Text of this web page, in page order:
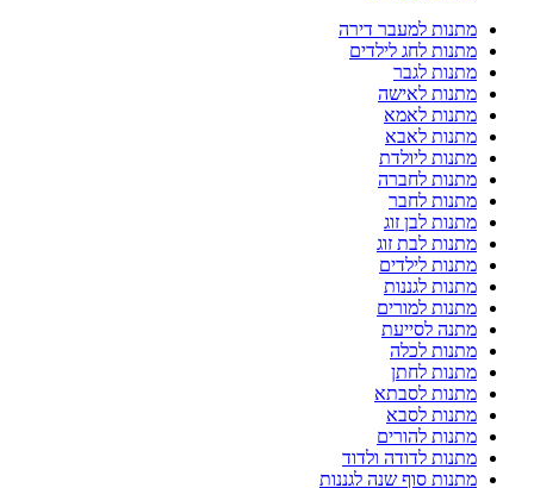
מתנות למעבר דירה
מתנות לחג לילדים
מתנות לגבר
מתנות לאישה
מתנות לאמא
מתנות לאבא
מתנות ליולדת
מתנות לחברה
מתנות לחבר
מתנות לבן זוג
מתנות לבת זוג
מתנות לילדים
מתנות לגננות
מתנות למורים
מתנה לסייעת
מתנות לכלה
מתנות לחתן
מתנות לסבתא
מתנות לסבא
מתנות להורים
מתנות לדודה ולדוד
מתנות סוף שנה לגננות